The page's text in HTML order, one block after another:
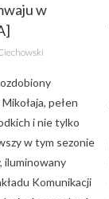
w
pełen
i nie tylko
w tym sezonie
iluminowany
Komunikacji